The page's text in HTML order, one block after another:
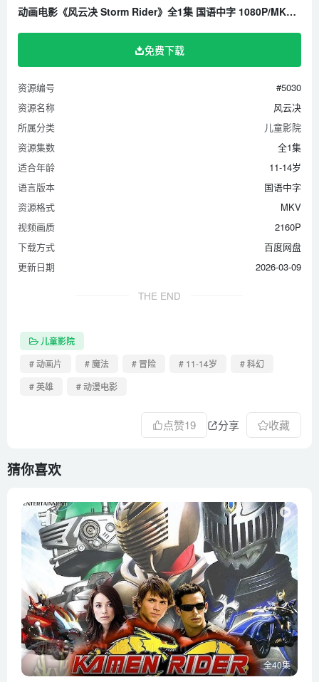
动画电影《风云决 Storm Rider》全1集 国语中字 1080P/MKV/2.05G 百度云网盘下载
免费下载
资源编号
#5030
资源名称
风云决
所属分类
儿童影院
资源集数
全1集
适合年龄
11-14岁
语言版本
国语中字
资源格式
MKV
视频画质
2160P
下载方式
百度网盘
更新日期
2026-03-09
THE END
儿童影院
# 动画片
# 魔法 # 冒险 # 11-14岁
# 科幻
# 英雄
# 动漫电影
点赞19 分享 收藏
猜你喜欢
全40集